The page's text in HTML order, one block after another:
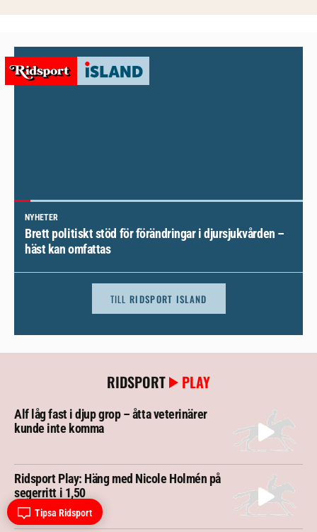
NYHETER
Brett politiskt stöd för förändringar i djursjukvården –
häst kan omfattas
TILL RIDSPORT ISLAND
RIDSPORT PLAY
Alf låg fast i djup grop – åtta veterinärer
kunde inte komma
Ridsport Play: Häng med Nicole Holmén på
segerritt i 1,50
Tipsa Ridsport